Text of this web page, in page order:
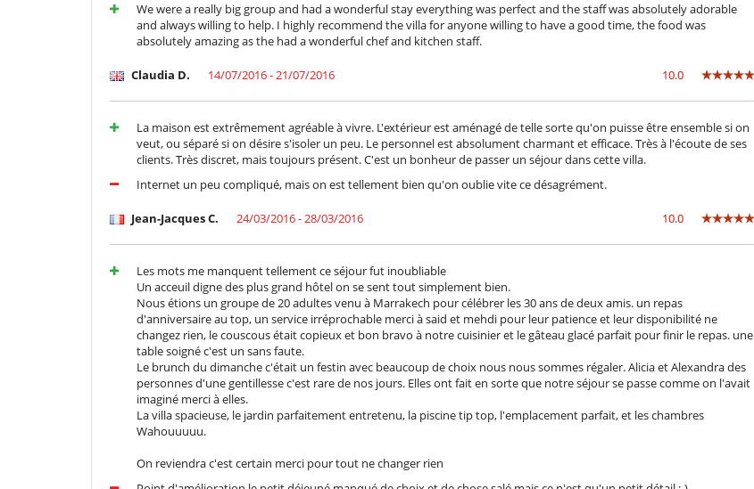
We were a really big group and had a wonderful stay everything was perfect and the staff was absolutely adorable
and always willing to help. I highly recommend the villa for anyone willing to have a good time, the food was
absolutely amazing as the had a wonderful chef and kitchen staff.
Claudia D. 14/07/2016 - 21/07/2016 10.0
La maison est extrêmement agréable à vivre. L'extérieur est aménagé de telle sorte qu'on puisse être ensemble si on
veut, ou séparé si on désire s'isoler un peu. Le personnel est absolument charmant et efficace. Très à l'écoute de ses
clients. Très discret, mais toujours présent. C'est un bonheur de passer un séjour dans cette villa.
Internet un peu compliqué, mais on est tellement bien qu'on oublie vite ce désagrément.
Jean-Jacques C. 24/03/2016 - 28/03/2016 10.0
Les mots me manquent tellement ce séjour fut inoubliable
Un acceuil digne des plus grand hôtel on se sent tout simplement bien.
Nous étions un groupe de 20 adultes venu à Marrakech pour célébrer les 30 ans de deux amis. un repas
d'anniversaire au top, un service irréprochable merci à said et mehdi pour leur patience et leur disponibilité ne
changez rien, le couscous était copieux et bon bravo à notre cuisinier et le gâteau glacé parfait pour finir le repas. une
table soigné c'est un sans faute.
Le brunch du dimanche c'était un festin avec beaucoup de choix nous nous sommes régaler. Alicia et Alexandra des
personnes d'une gentillesse c'est rare de nos jours. Elles ont fait en sorte que notre séjour se passe comme on l'avait
imaginé merci à elles.
La villa spacieuse, le jardin parfaitement entretenu, la piscine tip top, l'emplacement parfait, et les chambres
Wahouuuuu.
On reviendra c'est certain merci pour tout ne changer rien